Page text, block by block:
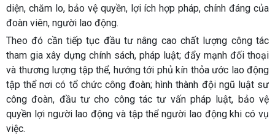
diện, chăm lo, bảo vệ quyền, lợi ích hợp pháp, chính đáng của
đoàn viên, người lao động.
Theo đó cần tiếp tục đầu tư nâng cao chất lượng công tác
tham gia xây dựng chính sách, pháp luật; đẩy mạnh đối thoại
và thương lượng tập thể, hướng tới phủ kín thỏa ước lao động
tập thể nơi có tổ chức công đoàn; hình thành đội ngũ luật sư
công đoàn, đầu tư cho công tác tư vấn pháp luật, bảo vệ
quyền lợi người lao động và tập thể người lao động khi có vụ
việc.